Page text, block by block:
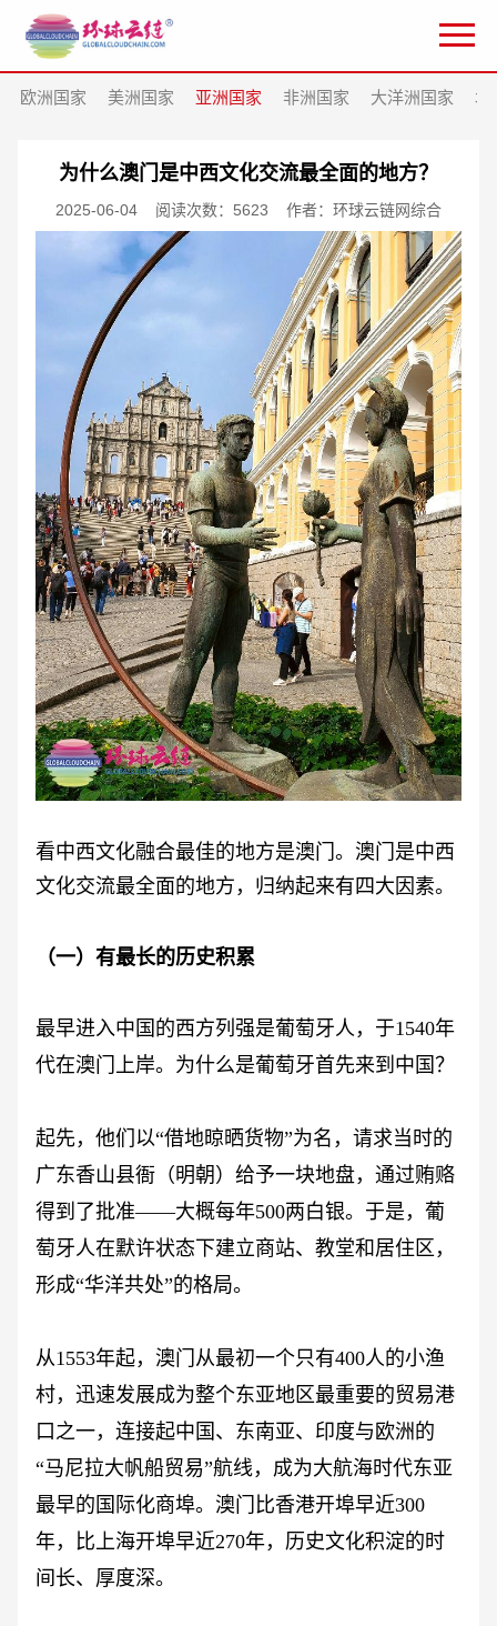
欧洲国家 美洲国家 亚洲国家 非洲国家 大洋洲国家 北
为什么澳门是中西文化交流最全面的地方？
2025-06-04 阅读次数：5623 作者：环球云链网综合
看中西文化融合最佳的地方是澳门。澳门是中西
文化交流最全面的地方，归纳起来有四大因素。
（一）有最长的历史积累
最早进入中国的西方列强是葡萄牙人，于1540年
代在澳门上岸。为什么是葡萄牙首先来到中国？
起先，他们以“借地晾晒货物”为名，请求当时的
广东香山县衙（明朝）给予一块地盘，通过贿赂
得到了批准——大概每年500两白银。于是，葡
萄牙人在默许状态下建立商站、教堂和居住区，
形成“华洋共处”的格局。
从1553年起，澳门从最初一个只有400人的小渔
村，迅速发展成为整个东亚地区最重要的贸易港
口之一，连接起中国、东南亚、印度与欧洲的
“马尼拉大帆船贸易”航线，成为大航海时代东亚
最早的国际化商埠。澳门比香港开埠早近300
年，比上海开埠早近270年，历史文化积淀的时
间长、厚度深。